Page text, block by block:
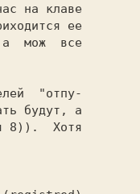
ее
а  мож  все
будут, а
8)).  Хотя